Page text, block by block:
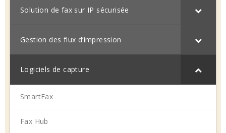
Solution de fax sur IP sécurisée
Gestion des flux d’impression
Logiciels de capture
SmartFax
Fax Hub